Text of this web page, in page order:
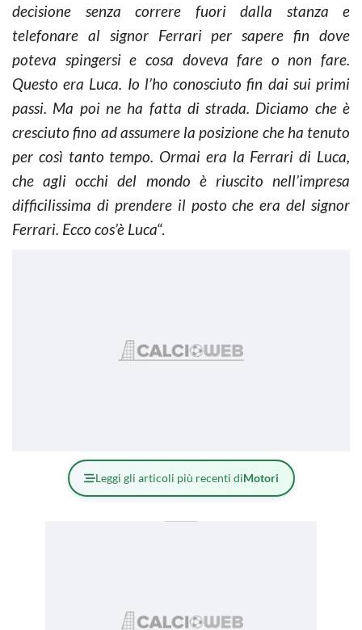
decisione senza correre fuori dalla stanza e
telefonare al signor Ferrari per sapere fin dove
poteva spingersi e cosa doveva fare o non fare.
Questo era Luca. Io l’ho conosciuto fin dai sui primi
passi. Ma poi ne ha fatta di strada. Diciamo che è
cresciuto fino ad assumere la posizione che ha tenuto
per così tanto tempo. Ormai era la Ferrari di Luca,
che agli occhi del mondo è riuscito nell’impresa
difficilissima di prendere il posto che era del signor
Ferrari. Ecco cos’è Luca“.
Leggi gli articoli più recenti diMotori